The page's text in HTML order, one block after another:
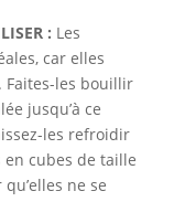
: Les
car elles
les bouillir
jusqu’à ce
les refroidir
en cubes de taille
ne se